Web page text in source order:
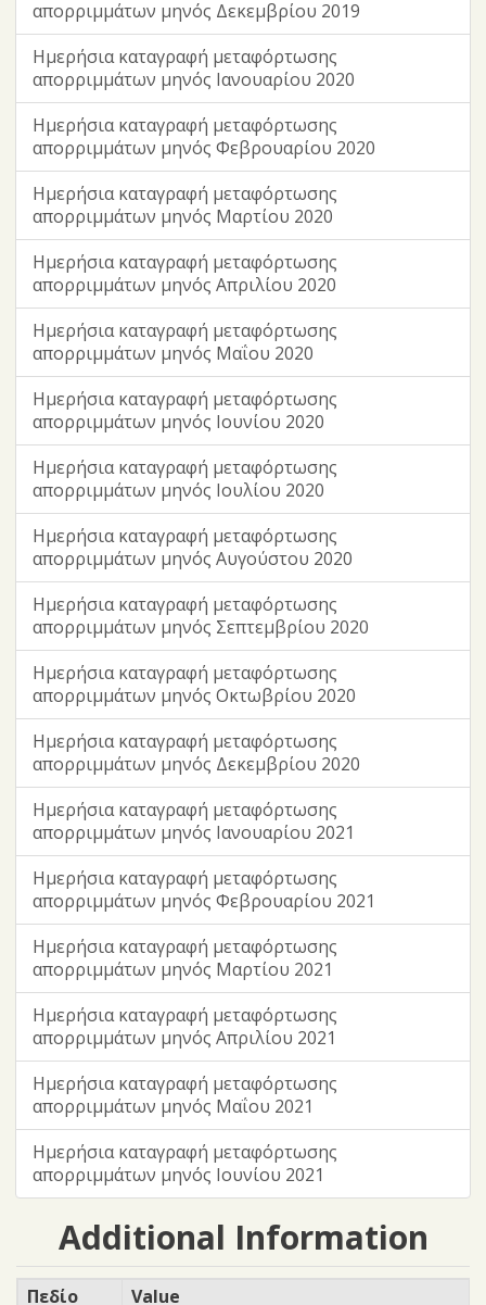
απορριμμάτων μηνός Δεκεμβρίου 2019
Ημερήσια καταγραφή μεταφόρτωσης
απορριμμάτων μηνός Ιανουαρίου 2020
Ημερήσια καταγραφή μεταφόρτωσης
απορριμμάτων μηνός Φεβρουαρίου 2020
Ημερήσια καταγραφή μεταφόρτωσης
απορριμμάτων μηνός Μαρτίου 2020
Ημερήσια καταγραφή μεταφόρτωσης
απορριμμάτων μηνός Απριλίου 2020
Ημερήσια καταγραφή μεταφόρτωσης
απορριμμάτων μηνός Μαΐου 2020
Ημερήσια καταγραφή μεταφόρτωσης
απορριμμάτων μηνός Ιουνίου 2020
Ημερήσια καταγραφή μεταφόρτωσης
απορριμμάτων μηνός Ιουλίου 2020
Ημερήσια καταγραφή μεταφόρτωσης
απορριμμάτων μηνός Αυγούστου 2020
Ημερήσια καταγραφή μεταφόρτωσης
απορριμμάτων μηνός Σεπτεμβρίου 2020
Ημερήσια καταγραφή μεταφόρτωσης
απορριμμάτων μηνός Οκτωβρίου 2020
Ημερήσια καταγραφή μεταφόρτωσης
απορριμμάτων μηνός Δεκεμβρίου 2020
Ημερήσια καταγραφή μεταφόρτωσης
απορριμμάτων μηνός Ιανουαρίου 2021
Ημερήσια καταγραφή μεταφόρτωσης
απορριμμάτων μηνός Φεβρουαρίου 2021
Ημερήσια καταγραφή μεταφόρτωσης
απορριμμάτων μηνός Μαρτίου 2021
Ημερήσια καταγραφή μεταφόρτωσης
απορριμμάτων μηνός Απριλίου 2021
Ημερήσια καταγραφή μεταφόρτωσης
απορριμμάτων μηνός Μαΐου 2021
Ημερήσια καταγραφή μεταφόρτωσης
απορριμμάτων μηνός Ιουνίου 2021
Additional Information
Πεδίο Value